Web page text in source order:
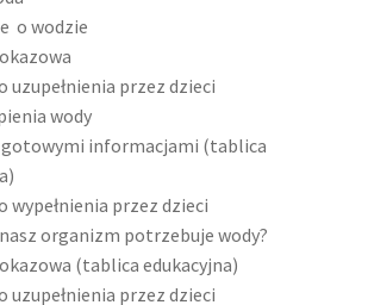
o wodzie
uzupełnienia przez dzieci
wody
gotowymi informacjami (tablica
wypełnienia przez dzieci
organizm potrzebuje wody?
(tablica edukacyjna)
uzupełnienia przez dzieci